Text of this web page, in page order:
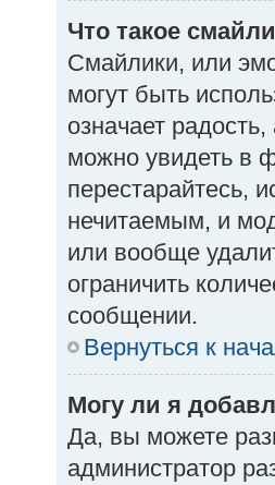
Что такое
Смайлики, или
могут быть
означает
можно увидеть в
перестарайтесь,
нечитаемым, и
или вообще
ограничить
сообщении.
Вернуться к
Могу ли я
Да, вы можете
администратор